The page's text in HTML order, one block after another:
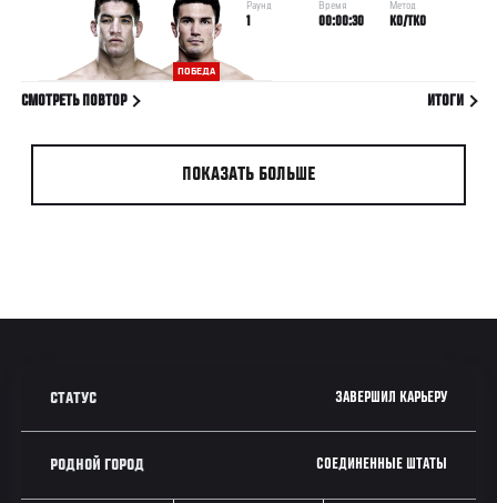
ПОБЕДА
Раунд
1
Время
00:00:30
Метод
KO/TKO
СМОТРЕТЬ ПОВТОР ИТОГИ
ПОКАЗАТЬ БОЛЬШЕ
СТАТУС ЗАВЕРШИЛ КАРЬЕРУ
РОДНОЙ ГОРОД СОЕДИНЕННЫЕ ШТАТЫ